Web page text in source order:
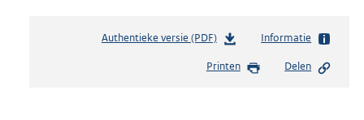
Authentieke versie (PDF)b
s
Informatie
Printen Delen